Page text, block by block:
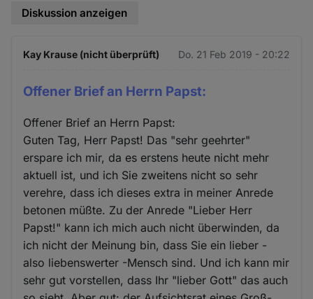
Diskussion anzeigen
Kay Krause (nicht überprüft) Do. 21 Feb 2019 - 20:22
Offener Brief an Herrn Papst:
Offener Brief an Herrn Papst:
Guten Tag, Herr Papst! Das "sehr geehrter"
erspare ich mir, da es erstens heute nicht mehr
aktuell ist, und ich Sie zweitens nicht so sehr
verehre, dass ich dieses extra in meiner Anrede
betonen müßte. Zu der Anrede "Lieber Herr
Papst!" kann ich mich auch nicht überwinden, da
ich nicht der Meinung bin, dass Sie ein lieber -
also liebenswerter -Mensch sind. Und ich kann mir
sehr gut vorstellen, dass Ihr "lieber Gott" das auch